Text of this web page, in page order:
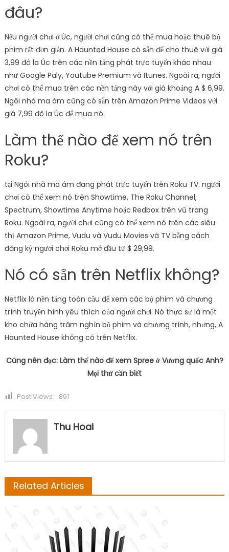
đâu?
Nếu người chơi ở Úc, người chơi cũng có thể mua hoặc thuê bộ
phim rất đơn giản. A Haunted House có sẵn để cho thuê với giá
3,99 đô la Úc trên các nền tảng phát trực tuyến khác nhau
như Google Paly, Youtube Premium và Itunes. Ngoài ra, người
chơi có thể mua trên các nền tảng này với giá khoảng A $ 6,99.
Ngôi nhà ma ám cũng có sẵn trên Amazon Prime Videos với
giá 7,99 đô la Úc để mua nó.
Làm thế nào để xem nó trên
Roku?
tại Ngôi nhà ma ám đang phát trực tuyến trên Roku TV. người
chơi có thể xem nó trên Showtime, The Roku Channel,
Spectrum, Showtime Anytime hoặc Redbox trên vũ trang
Roku. Ngoài ra, người chơi cũng có thể xem nó trên các siêu
thị Amazon Prime, Vudu và Vudu Movies và TV bằng cách
đăng ký người chơi Roku mở đầu từ $ 29,99.
Nó có sẵn trên Netflix không?
Netflix là nền tảng toàn cầu để xem các bộ phim và chương
trình truyền hình yêu thích của người chơi. Nó thực sự là một
kho chứa hàng trăm nghìn bộ phim và chương trình, nhưng, A
Haunted House không có trên Netflix.
Cũng nên đọc: Làm thế nào để xem Spree ở Vương quốc Anh?
Mọi thứ cần biết
Post Views: 891
Thu Hoai
Related Articles